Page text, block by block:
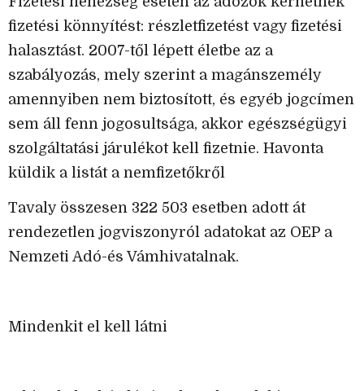
fizetési könnyítést: részletfizetést vagy fizetési
halasztást. 2007-től lépett életbe az a
szabályozás, mely szerint a magánszemély
amennyiben nem biztosított, és egyéb jogcímen
sem áll fenn jogosultsága, akkor egészségügyi
szolgáltatási járulékot kell fizetnie. Havonta
küldik a listát a nemfizetőkről
Tavaly összesen 322 503 esetben adott át
rendezetlen jogviszonyról adatokat az OEP a
Nemzeti Adó-és Vámhivatalnak.
Mindenkit el kell látni